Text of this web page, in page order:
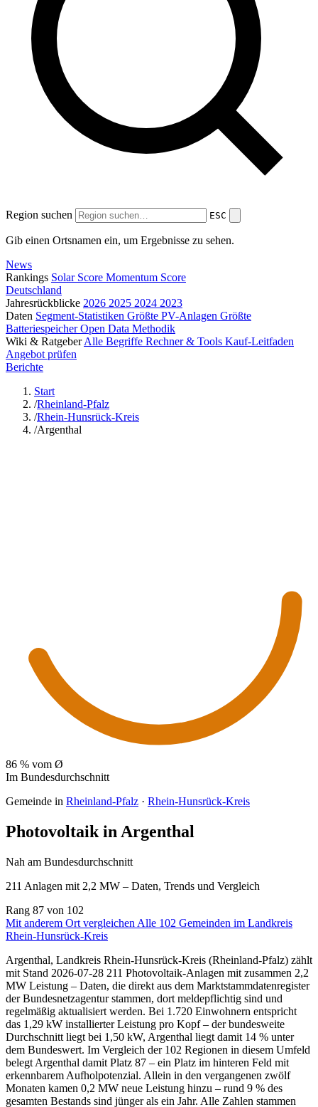
Region suchen ESC
Gib einen Ortsnamen ein, um Ergebnisse zu sehen.
News
Rankings Solar Score Momentum Score
Deutschland
Jahresrückblicke 2026 2025 2024 2023
Daten Segment-Statistiken Größte PV-Anlagen Größte
BatteriespeicherOpen Data Methodik
Wiki & Ratgeber Alle Begriffe Rechner & Tools Kauf-Leitfaden
Angebot prüfen
Berichte
Start
/Rheinland-Pfalz
/Rhein-Hunsrück-Kreis
/Argenthal
86 % vom Ø
Im Bundesdurchschnitt
Gemeinde in Rheinland-Pfalz · Rhein-Hunsrück-Kreis
Photovoltaik in Argenthal
Nah am Bundesdurchschnitt
211 Anlagen mit 2,2 MW – Daten, Trends und Vergleich
Rang 87 von 102
Mit anderem Ort vergleichen Alle 102 Gemeinden im Landkreis
Rhein-Hunsrück-Kreis
Argenthal, Landkreis Rhein-Hunsrück-Kreis (Rheinland-Pfalz) zählt
mit Stand 2026-07-28 211 Photovoltaik-Anlagen mit zusammen 2,2
MW Leistung – Daten, die direkt aus dem Marktstammdatenregister
der Bundesnetzagentur stammen, dort meldepflichtig sind und
regelmäßig aktualisiert werden. Bei 1.720 Einwohnern entspricht
das 1,29 kW installierter Leistung pro Kopf – der bundesweite
Durchschnitt liegt bei 1,50 kW, Argenthal liegt damit 14 % unter
dem Bundeswert. Im Vergleich der 102 Regionen in diesem Umfeld
belegt Argenthal damit Platz 87 – ein Platz im hinteren Feld mit
erkennbarem Aufholpotenzial. Allein in den vergangenen zwölf
Monaten kamen 0,2 MW neue Leistung hinzu – rund 9 % des
gesamten Bestands sind jünger als ein Jahr. Alle Zahlen stammen